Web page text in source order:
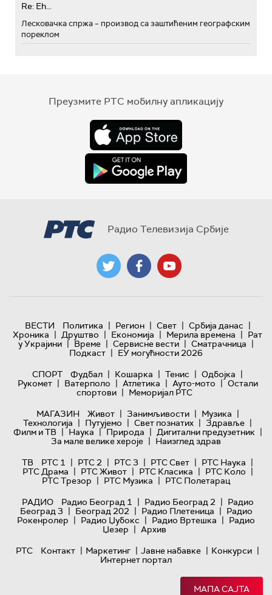
Re: Eh...
Лесковачка спржа – производ са заштићеним географским
пореклом
Преузмите РТС мобилну апликацију
Радио Телевизија Србије
ВЕСТИ Политика | Регион | Свет | Србија данас |
Хроника | Друштво | Економија | Мерила времена | Рат
у Украјини | Време | Сервисне вести | Сматрачница |
Подкаст | ЕУ могућности 2026
СПОРТ
Фудбал | Кошарка | Тенис | Одбојка |
Рукомет | Ватерполо | Атлетика | Ауто-мото | Остали
спортови | Меморијал РТС
МАГАЗИН
Живот | Занимљивости | Музика |
Технологијa | Путујемо | Свет познатих | Здравље |
Филм и ТВ | Наука | Природа | Дигитални предузетник |
За мале велике хероје | Наизглед здрав
ТВ
РТС 1 | РТС 2 | РТС 3 | РТС Свет | РТС Наука |
РТС Драма | РТС Живот | РТС Класика | РТС Коло |
РТС Трезор | РТС Музика | РТС Полетарац
РАДИО
Радио Београд 1 | Радио Београд 2 | Радио
Београд 3 | Београд 202 | Радио Плетеница | Радио
Рокенролер | Радио Џубокс | Радио Вртешка | Радио
Џезер | Архив
РТС
Контакт | Маркетинг | Јавне набавке | Конкурси |
Интернет портал
МАПА САЈТА